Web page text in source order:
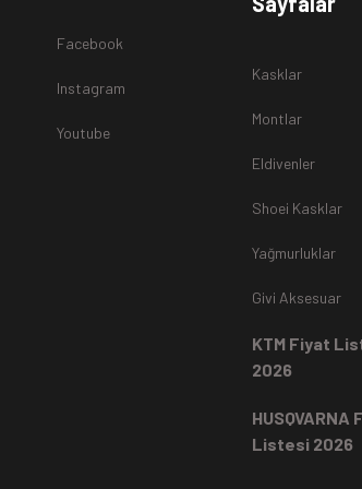
halde gönderileriniz
Hesaba (IBAN), Kredi Kartı ile yapıldıysa
yapılan iadelerde, ekstrenize (+)
Facebook
Instagram
Youtube
Kasklar
Montlar
Eldivenler
Shoei Kasklar
Yağmurluklar
Givi Aksesuar
KTM Fiyat
2026
HUSQVARNA
Listesi 2026